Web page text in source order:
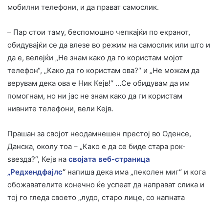
мобилни телефони, и да прават самослик.
– Пар стои таму, беспомошно чепкајќи по екранот,
обидувајќи се да влезе во режим на самослик или што и
да е, велејќи „Не знам како да го користам мојот
телефон“, „Како да го користам ова?“ и „Не можам да
верувам дека ова е Ник Кејв!“ …Се обидувам да им
помогнам, но ни јас не знам како да ги користам
нивните телефони, вели Кејв.
Прашан за својот неодамнешен престој во Оденсе,
Данска, околу тоа – „Како е да се биде стара рок-
ѕвезда?“, Кејв на својата веб-страница
„Редхендфајлс“ напиша дека има „пеколен миг“ и кога
обожавателите конечно ќе успеат да направат слика и
тој го гледа своето „лудо, старо лице, со напната